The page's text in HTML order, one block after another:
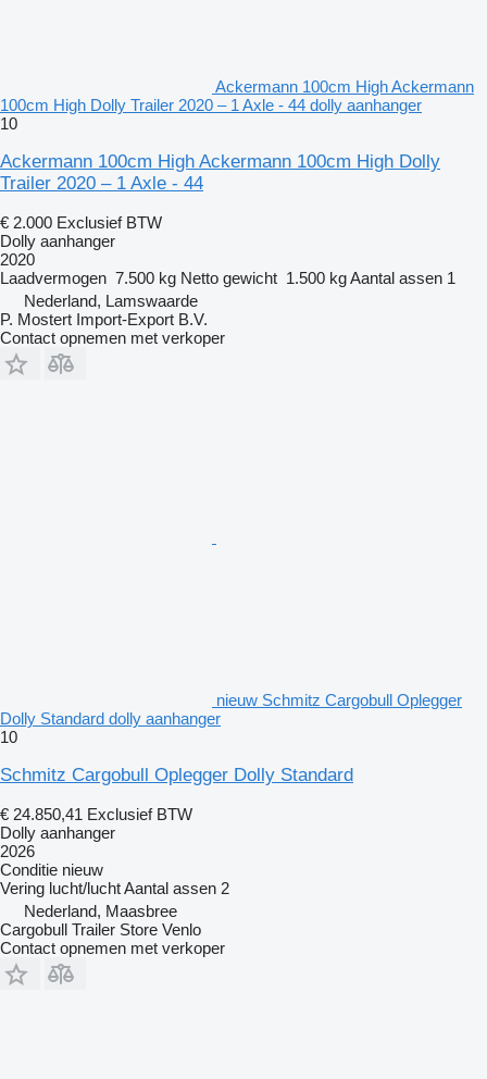
Ackermann 100cm High Ackermann
100cm High Dolly Trailer 2020 – 1 Axle - 44 dolly aanhanger
10
Ackermann 100cm High Ackermann 100cm High Dolly
Trailer 2020 – 1 Axle - 44
€ 2.000 Exclusief BTW
Dolly aanhanger
2020
Laadvermogen 7.500 kg Netto gewicht 1.500 kgAantal assen 1
Nederland, Lamswaarde
P. Mostert Import-Export B.V.
Contact opnemen met verkoper
nieuw Schmitz Cargobull Oplegger
Dolly Standard dolly aanhanger
10
Schmitz Cargobull Oplegger Dolly Standard
€ 24.850,41 Exclusief BTW
Dolly aanhanger
2026
Conditie nieuw
Vering lucht/luchtAantal assen 2
Nederland, Maasbree
Cargobull Trailer Store Venlo
Contact opnemen met verkoper